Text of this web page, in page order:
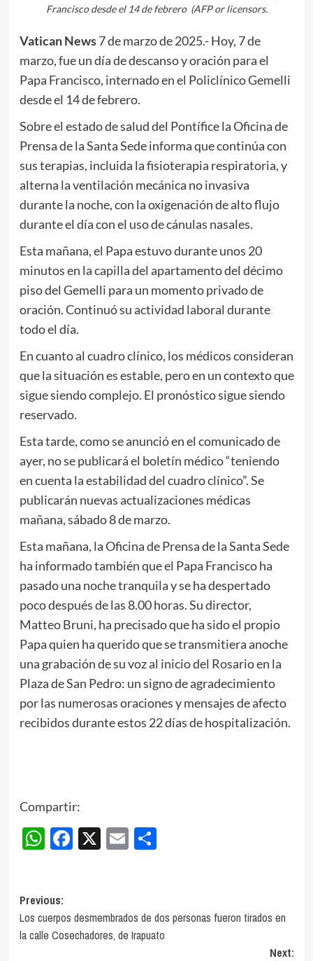
Francisco desde el 14 de febrero (AFP or licensors.
Vatican News7 de marzo de 2025.- Hoy, 7 de
marzo, fue un día de descanso y oración para el
Papa Francisco, internado en el Policlínico Gemelli
desde el 14 de febrero.
Sobre el estado de salud del Pontífice la Oficina de
Prensa de la Santa Sede informa que continúa con
sus terapias, incluida la fisioterapia respiratoria, y
alterna la ventilación mecánica no invasiva
durante la noche, con la oxigenación de alto flujo
durante el día con el uso de cánulas nasales.
Esta mañana, el Papa estuvo durante unos 20
minutos en la capilla del apartamento del décimo
piso del Gemelli para un momento privado de
oración. Continuó su actividad laboral durante
todo el día.
En cuanto al cuadro clínico, los médicos consideran
que la situación es estable, pero en un contexto que
sigue siendo complejo. El pronóstico sigue siendo
reservado.
Esta tarde, como se anunció en el comunicado de
ayer, no se publicará el boletín médico “teniendo
en cuenta la estabilidad del cuadro clínico”. Se
publicarán nuevas actualizaciones médicas
mañana, sábado 8 de marzo.
Esta mañana, la Oficina de Prensa de la Santa Sede
ha informado también que el Papa Francisco ha
pasado una noche tranquila y se ha despertado
poco después de las 8.00 horas. Su director,
Matteo Bruni, ha precisado que ha sido el propio
Papa quien ha querido que se transmitiera anoche
una grabación de su voz al inicio del Rosario en la
Plaza de San Pedro: un signo de agradecimiento
por las numerosas oraciones y mensajes de afecto
recibidos durante estos 22 días de hospitalización.
Compartir:
WhatsApp
Facebook
X EmailCompartir
Post
navigation
Previous:
Los cuerpos desmembrados de dos personas fueron tirados en
la calle Cosechadores, de Irapuato
Next: